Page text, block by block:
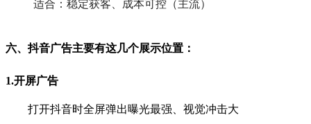
适合：稳定获客、成本可控（主流）
六、抖音广告主要有这几个展示位置：
1.开屏广告
打开抖音时全屏弹出曝光最强、视觉冲击大